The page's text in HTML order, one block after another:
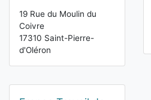
19 Rue du Moulin du
Coivre
17310 Saint-Pierre-
d'Oléron